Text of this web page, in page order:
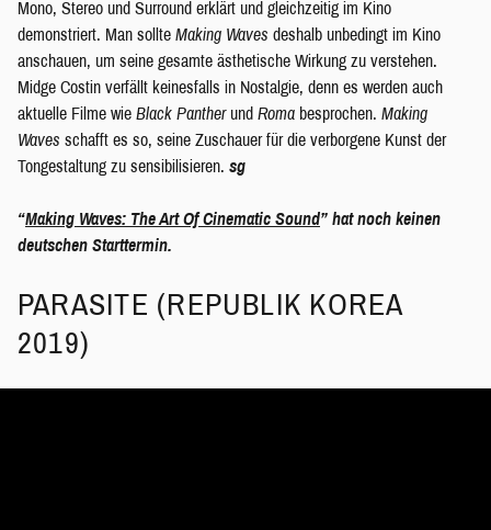
Mono, Stereo und Surround erklärt und gleichzeitig im Kino
demonstriert. Man sollte Making Waves deshalb unbedingt im Kino
anschauen, um seine gesamte ästhetische Wirkung zu verstehen.
Midge Costin verfällt keinesfalls in Nostalgie, denn es werden auch
aktuelle Filme wie Black Pantherund Roma besprochen. Making
Waves schafft es so, seine Zuschauer für die verborgene Kunst der
Tongestaltung zu sensibilisieren. sg
“Making Waves: The Art Of Cinematic Sound” hat noch keinen
deutschen Starttermin.
PARASITE (REPUBLIK KOREA
2019)